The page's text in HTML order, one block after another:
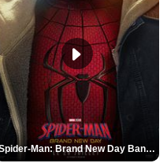
Spider-Man: Brand New Day Bande-annonce VO STFR